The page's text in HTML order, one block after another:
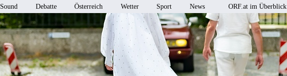
Sound Debatte Österreich Wetter Sport News ORF.at im Überblick